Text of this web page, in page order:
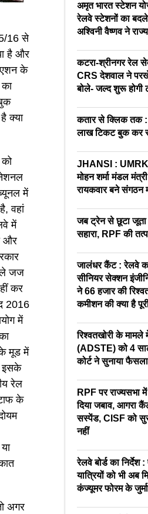
16 से
है और
के
क्या
में
वहां
में
और
जज
कर
2016
में
मूड में
इसके
रेल
के
अगर
अमृत भारत स्टेशन
रेलवे स्टेशनों का
अश्विनी वैष्णव ने
कटरा-श्रीनगर रेल
CRS देशवाल ने
बोले- जल्द शुरू होगी
कतार से क्लिक तक
लाख टिकट बुक कर
JHANSI :
मोहन शर्मा मंडल
रायकवार बने संगठन
जब ट्रेन से छूटा जूता
सहारा, RPF की
जालंधर कैंट : रेलवे
सीनियर सेक्शन
ने 66 हजार की
कमीशन की क्या है
रिश्वतखोरी के मामले
(ADSTE) को 4
कोर्ट ने सुनाया फैसला
RPF पर राज्यसभा
दिया जबाव, आगरा
सस्पेंड, CISF को
नहीं
रेलवे बोर्ड का
यात्रियों को भी अब
कंज्यूमर फोरम के